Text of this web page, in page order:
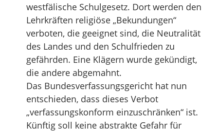
westfälische Schulgesetz. Dort werden den
Lehrkräften religiöse „Bekundungen“
verboten, die geeignet sind, die Neutralität
des Landes und den Schulfrieden zu
gefährden. Eine Klägern wurde gekündigt,
die andere abgemahnt.
Das Bundesverfassungsgericht hat nun
entschieden, dass dieses Verbot
„verfassungskonform einzuschränken“ ist.
Künftig soll keine abstrakte Gefahr für